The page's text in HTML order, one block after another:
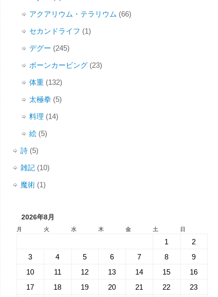
アクアリウム・テラリウム (66)
セカンドライフ (1)
デグー (245)
ボーンカービング(23)
体重(132)
太極拳 (5)
料理 (14)
絵(5)
詩(5)
雑記(10)
魔術(1)
2026年8月
月 火 水 木 金 土 日
1
2
3
4 5 6 7 8
9
10
11 12 13 14 15
16
17
18 19 20 21 22
23